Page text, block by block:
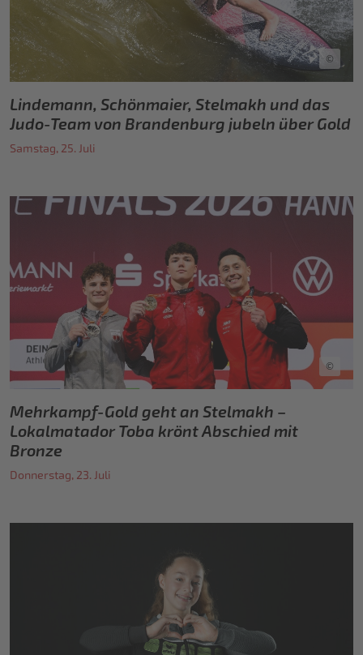
©
Lindemann, Schönmaier, Stelmakh und das
Judo-Team von Brandenburg jubeln über Gold
Samstag, 25. Juli
©
Mehrkampf-Gold geht an Stelmakh –
Lokalmatador Toba krönt Abschied mit
Bronze
Donnerstag, 23. Juli